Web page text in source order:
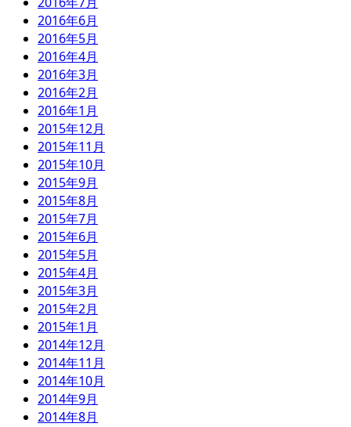
2016年6月
2016年5月
2016年4月
2016年3月
2016年2月
2016年1月
2015年12月
2015年11月
2015年10月
2015年9月
2015年8月
2015年7月
2015年6月
2015年5月
2015年4月
2015年3月
2015年2月
2015年1月
2014年12月
2014年11月
2014年10月
2014年9月
2014年8月